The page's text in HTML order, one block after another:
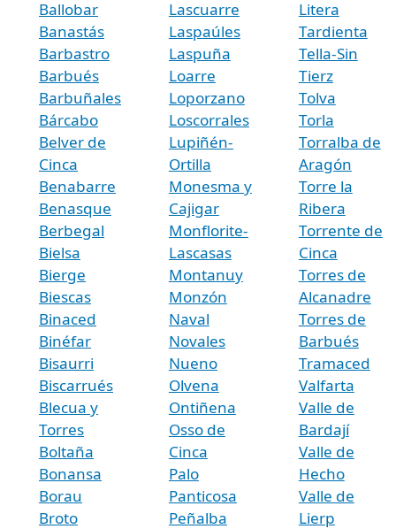
Ballobar
Banastás
Barbastro
Barbués
Barbuñales
Bárcabo
Belver de
Cinca
Benabarre
Benasque
Berbegal
Bielsa
Bierge
Biescas
Binaced
Binéfar
Bisaurri
Biscarrués
Blecua y
Torres
Boltaña
Bonansa
Borau
Broto
Lascuarre
Laspaúles
Laspuña
Loarre
Loporzano
Loscorrales
Lupiñén-
Ortilla
Monesma y
Cajigar
Monflorite-
Lascasas
Montanuy
Monzón
Naval
Novales
Nueno
Olvena
Ontiñena
Osso de
Cinca
Palo
Panticosa
Peñalba
Litera
Tardienta
Tella-Sin
Tierz
Tolva
Torla
Torralba de
Aragón
Torre la
Ribera
Torrente de
Cinca
Torres de
Alcanadre
Torres de
Barbués
Tramaced
Valfarta
Valle de
Bardají
Valle de
Hecho
Valle de
Lierp